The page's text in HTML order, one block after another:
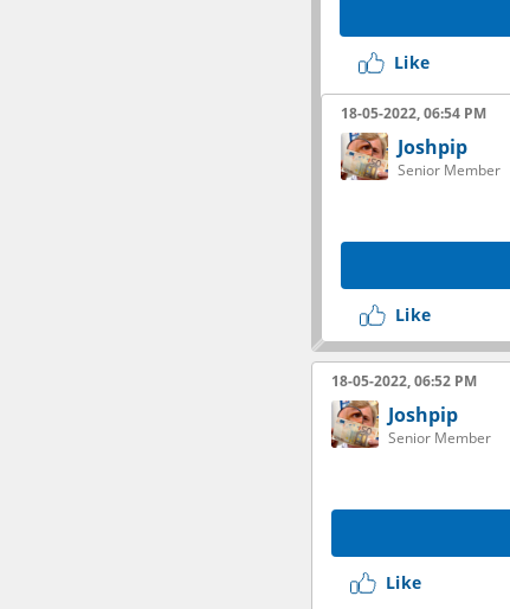
Like
18-05-2022, 06:54 PM
Joshpip
Senior Member
Like
18-05-2022, 06:52 PM
Joshpip
Senior Member
Like